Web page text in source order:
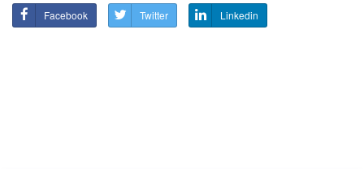
Facebook Twitter Linkedin